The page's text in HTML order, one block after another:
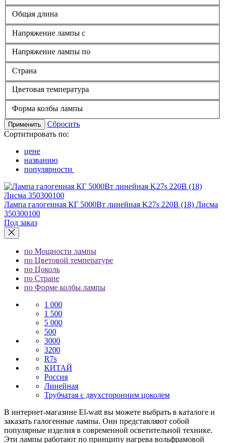
Общая длина
Напряжение лампы с
Напряжение лампы по
Страна
Цветовая температура
Форма колбы лампы
Применить
Сбросить
Сортитировать по:
цене
названию
популярности
Лампа галогенная КГ 5000Вт линейная K27s 220В (18) Лисма
350300100
Под заказ
по Мощности лампы
по Цветовой температуре
по Цоколь
по Стране
по Форме колбы лампы
1 000
1 500
5 000
500
3000
3200
R7s
КИТАЙ
Россия
Линейная
Трубчатая с двухсторонним цоколем
В интернет-магазине El-watt вы можете выбрать в каталоге и
заказать галогенные лампы. Они представляют собой
популярные изделия в современной осветительной технике.
Эти лампы работают по принципу нагрева вольфрамовой